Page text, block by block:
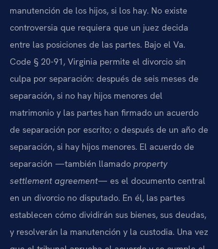
manutención de los hijos, si los hay. No existe
controversia que requiera que un juez decida
entre las posiciones de las partes. Bajo el Va.
Code § 20-91, Virginia permite el divorcio sin
culpa por separación: después de seis meses de
separación, si no hay hijos menores del
matrimonio y las partes han firmado un acuerdo
de separación por escrito; o después de un año de
separación, si hay hijos menores. El acuerdo de
separación —también llamado property
settlement agreement— es el documento central
en un divorcio no disputado. En él, las partes
establecen cómo dividirán sus bienes, sus deudas,
y resolverán la manutención y la custodia. Una vez